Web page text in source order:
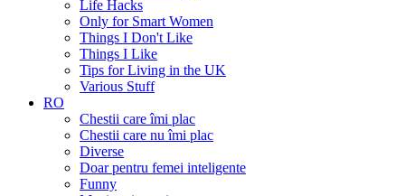
Life Hacks
Only for Smart Women
Things I Don't Like
Things I Like
Tips for Living in the UK
Various Stuff
RO
Chestii care îmi plac
Chestii care nu îmi plac
Diverse
Doar pentru femei inteligente
Funny